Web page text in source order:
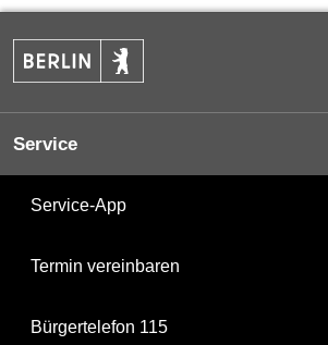
Service
Service-App
Termin vereinbaren
Bürgertelefon 115